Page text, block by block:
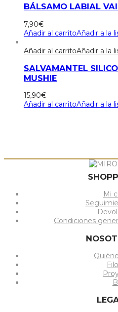
BÁLSAMO LABIAL
7,90€
Añadir al carritoAñadir a la
Añadir al carritoAñadir a la
SALVAMANTEL
MUSHIE
15,90€
Añadir al carritoAñadir a la
Mi
Condiciones